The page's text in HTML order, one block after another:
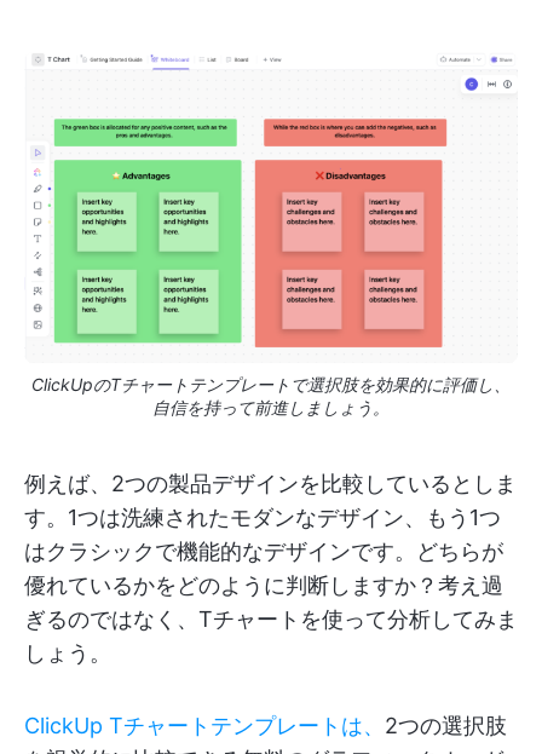
ClickUpのTチャートテンプレートで選択肢を効果的に評価し、
自信を持って前進しましょう。
例えば、2つの製品デザインを比較しているとしま
す。1つは洗練されたモダンなデザイン、もう1つ
はクラシックで機能的なデザインです。どちらが
優れているかをどのように判断しますか？考え過
ぎるのではなく、Tチャートを使って分析してみま
しょう。
ClickUp Tチャートテンプレートは、 2つの選択肢